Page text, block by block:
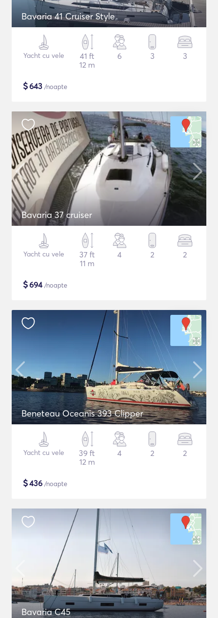
Bavaria 41 Cruiser Style
Yacht cu vele
41 ft
12 m
6 3 3
$643 /noapte
Bavaria 37 cruiser
Yacht cu vele
37 ft
11 m
4 2 2
$694/noapte
Beneteau Oceanis 393 Clipper
Yacht cu vele
39 ft
12 m
4 2 2
$436 /noapte
Bavaria C45